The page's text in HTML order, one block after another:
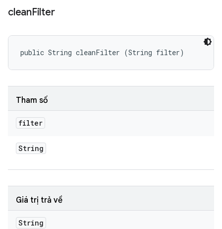
cleanFilter
public String cleanFilter (String filter)
Tham số
filter
String
Giá trị trả về
String